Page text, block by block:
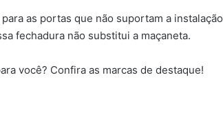
as portas que não suportam a instalação
fechadura não substitui a maçaneta.
você? Confira as marcas de destaque!